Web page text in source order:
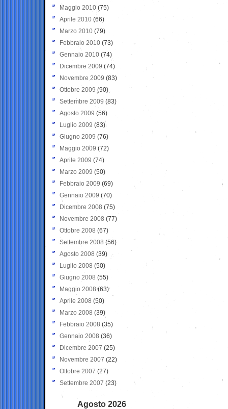
Maggio 2010 (75)
Aprile 2010 (66)
Marzo 2010 (79)
Febbraio 2010 (73)
Gennaio 2010 (74)
Dicembre 2009 (74)
Novembre 2009 (83)
Ottobre 2009 (90)
Settembre 2009 (83)
Agosto 2009 (56)
Luglio 2009 (83)
Giugno 2009 (76)
Maggio 2009 (72)
Aprile 2009 (74)
Marzo 2009 (50)
Febbraio 2009 (69)
Gennaio 2009 (70)
Dicembre 2008 (75)
Novembre 2008 (77)
Ottobre 2008 (67)
Settembre 2008 (56)
Agosto 2008 (39)
Luglio 2008 (50)
Giugno 2008 (55)
Maggio 2008(63)
Aprile 2008 (50)
Marzo 2008 (39)
Febbraio 2008 (35)
Gennaio 2008 (36)
Dicembre 2007 (25)
Novembre 2007 (22)
Ottobre 2007 (27)
Settembre 2007 (23)
Agosto 2026